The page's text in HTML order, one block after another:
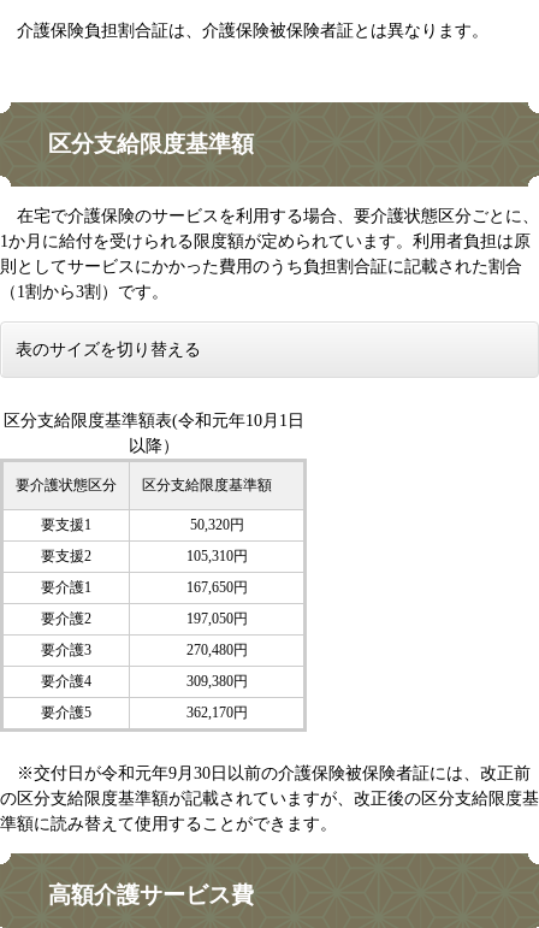
介護保険負担割合証は、介護保険被保険者証とは異なります。
区分支給限度基準額
在宅で介護保険のサービスを利用する場合、要介護状態区分ごとに、
1か月に給付を受けられる限度額が定められています。利用者負担は原
則としてサービスにかかった費用のうち負担割合証に記載された割合
（1割から3割）です。
表のサイズを切り替える
区分支給限度基準額表(令和元年10月1日
以降）
要介護状態区分 区分支給限度基準額
要支援1
50,320円
要支援2
105,310円
要介護1
167,650円
要介護2
197,050円
要介護3
270,480円
要介護4
309,380円
要介護5
362,170円
※交付日が令和元年9月30日以前の介護保険被保険者証には、改正前
の区分支給限度基準額が記載されていますが、改正後の区分支給限度基
準額に読み替えて使用することができます。
高額介護サービス費